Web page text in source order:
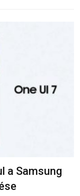
a Samsung